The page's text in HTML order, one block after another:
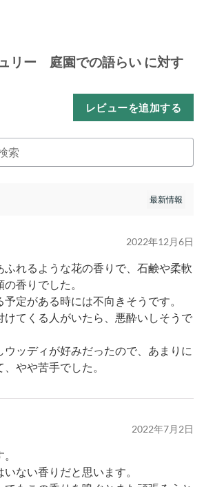
ュリー 庭園での語らい に対す
レビューを追加する
2022年12月6日
ふれるような花の香りで、石鹸や柔軟
香りでした。
定がある時には不向きそうです。
けてくる人がいたら、悪酔いしそうで
ウッディが好みだったので、あまりに
やや苦手でした。
2022年7月2日
ない香りだと思います。